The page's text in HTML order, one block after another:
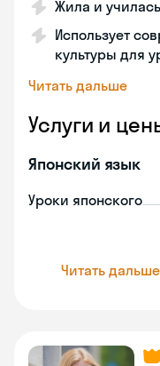
Жила и
Использует
культуры для
Читать дальше
Услуги и
Японский язык
Уроки японского
Читать дальше